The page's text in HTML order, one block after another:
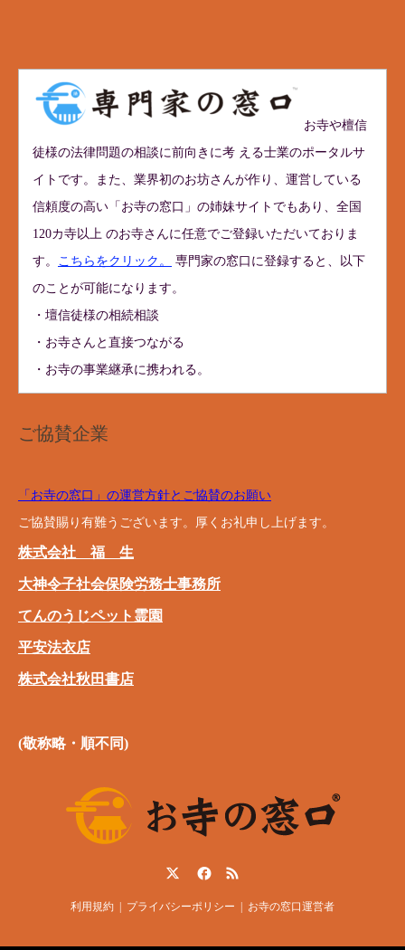
お寺や檀信
徒様の法律問題の相談に前向きに考 える士業のポータルサ
イトです。また、業界初のお坊さんが作り、運営している
信頼度の高い「お寺の窓口」の姉妹サイトでもあり、全国
120カ寺以上 のお寺さんに任意でご登録いただいておりま
す。 こちらをクリック。
専門家の窓口に登録すると、以下
のことが可能になります。
・壇信徒様の相続相談
・お寺さんと直接つながる
・お寺の事業継承に携われる。
ご協賛企業
「お寺の窓口」の運営方針とご協賛のお願い
ご協賛賜り有難うございます。厚くお礼申し上げます。
株式会社 福 生
大神令子社会保険労務士事務所
てんのうじペット霊園
平安法衣店
株式会社秋田書店
(敬称略・順不同)
利用規約 プライバシーポリシー お寺の窓口運営者